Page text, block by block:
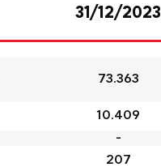
31/12/2023
73.363
10.409
-
207